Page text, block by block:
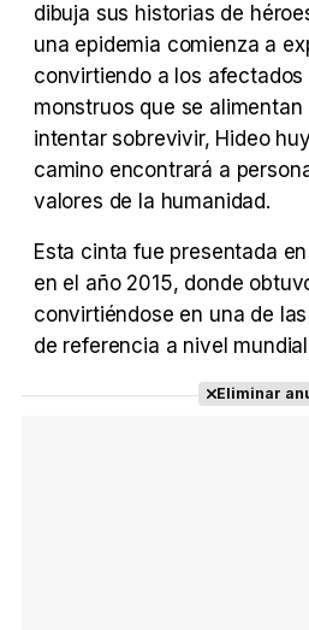
dibuja sus historias de
una epidemia comienza a
convirtiendo a los afectados
monstruos que se
intentar sobrevivir, Hideo
camino encontrará a
valores de la humanidad.
Esta cinta fue presentada
en el año 2015, donde
convirtiéndose en una de
de referencia a nivel
Eliminar